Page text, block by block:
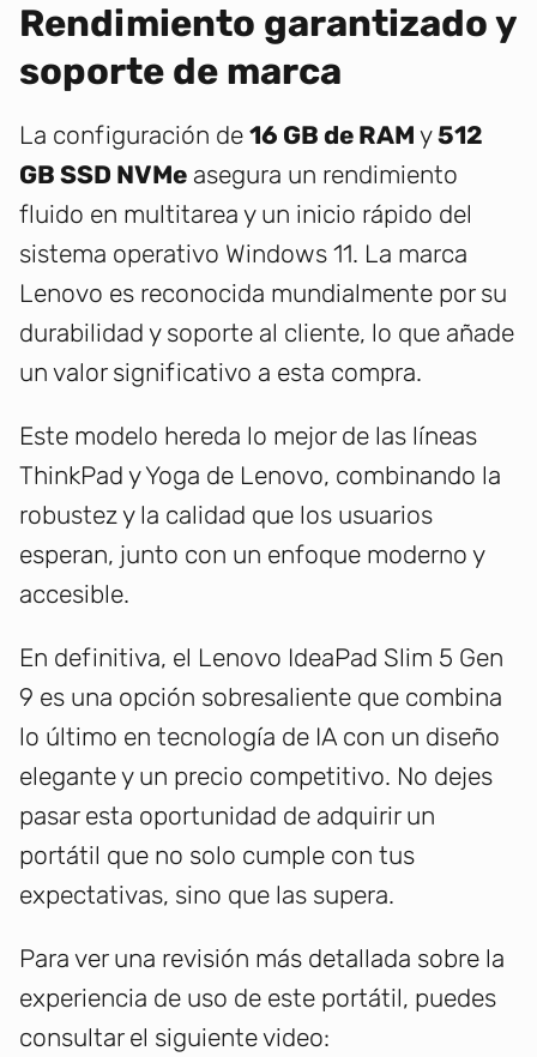
Rendimiento garantizado y
soporte de marca
La configuración de 16 GB de RAM y512
GB SSD NVMe asegura un rendimiento
fluido en multitarea y un inicio rápido del
sistema operativo Windows 11. La marca
Lenovo es reconocida mundialmente por su
durabilidad y soporte al cliente, lo que añade
un valor significativo a esta compra.
Este modelo hereda lo mejor de las líneas
ThinkPad y Yoga de Lenovo, combinando la
robustez y la calidad que los usuarios
esperan, junto con un enfoque moderno y
accesible.
En definitiva, el Lenovo IdeaPad Slim 5 Gen
9 es una opción sobresaliente que combina
lo último en tecnología de IA con un diseño
elegante y un precio competitivo. No dejes
pasar esta oportunidad de adquirir un
portátil que no solo cumple con tus
expectativas, sino que las supera.
Para ver una revisión más detallada sobre la
experiencia de uso de este portátil, puedes
consultar el siguiente video: